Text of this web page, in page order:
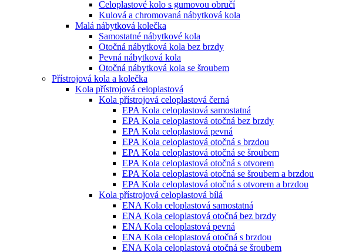
Celoplastové kolo s gumovou obručí
Kulová a chromovaná nábytková kola
Malá nábytková kolečka
Samostatné nábytkové kola
Otočná nábytková kola bez brzdy
Pevná nábytková kola
Otočná nábytková kola se šroubem
Přístrojová kola a kolečka
Kola přístrojová celoplastová
Kola přístrojová celoplastová černá
EPA Kola celoplastová samostatná
EPA Kola celoplastová otočná bez brzdy
EPA Kola celoplastová pevná
EPA Kola celoplastová otočná s brzdou
EPA Kola celoplastová otočná se šroubem
EPA Kola celoplastová otočná s otvorem
EPA Kola celoplastová otočná se šroubem a brzdou
EPA Kola celoplastová otočná s otvorem a brzdou
Kola přístrojová celoplastová bílá
ENA Kola celoplastová samostatná
ENA Kola celoplastová otočná bez brzdy
ENA Kola celoplastová pevná
ENA Kola celoplastová otočná s brzdou
ENA Kola celoplastová otočná se šroubem